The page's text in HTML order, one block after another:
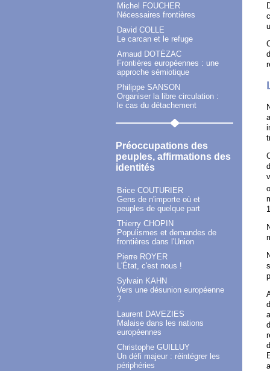
Michel FOUCHER
Nécessaires frontières
David COLLE
Le carcan et le refuge
Arnaud DOTÉZAC
Frontières européennes : une
approche sémiotique
Philippe SANSON
Organiser la libre circulation :
le cas du détachement
Préoccupations des
peuples, affirmations des
identités
Brice COUTURIER
Gens de n'importe où et
peuples de quelque part
Thierry CHOPIN
Populismes et demandes de
frontières dans l'Union
Pierre ROYER
L'État, c'est nous !
Sylvain KAHN
Vers une désunion européenne
?
Laurent DAVEZIES
Malaise dans les nations
européennes
Christophe GUILLUY
Un défi majeur : réintégrer les
périphéries